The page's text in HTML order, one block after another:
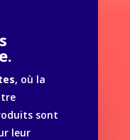
, où la
sont
leur